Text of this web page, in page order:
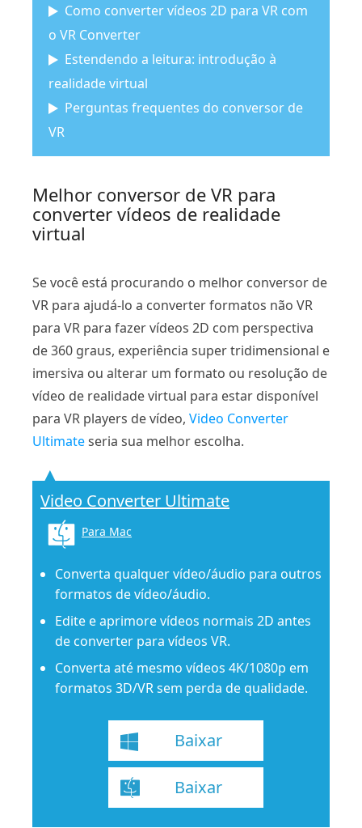
Como converter vídeos 2D para VR com
o VR Converter
Estendendo a leitura: introdução à
realidade virtual
Perguntas frequentes do conversor de
VR
Melhor conversor de VR para
converter vídeos de realidade
virtual
Se você está procurando o melhor conversor de
VR para ajudá-lo a converter formatos não VR
para VR para fazer vídeos 2D com perspectiva
de 360 ​​graus, experiência super tridimensional e
imersiva ou alterar um formato ou resolução de
vídeo de realidade virtual para estar disponível
para VR players de vídeo, Video Converter
Ultimateseria sua melhor escolha.
Video Converter Ultimate
Para Mac
Converta qualquer vídeo/áudio para outros
formatos de vídeo/áudio.
Edite e aprimore vídeos normais 2D antes
de converter para vídeos VR.
Converta até mesmo vídeos 4K/1080p em
formatos 3D/VR sem perda de qualidade.
Baixar
Baixar